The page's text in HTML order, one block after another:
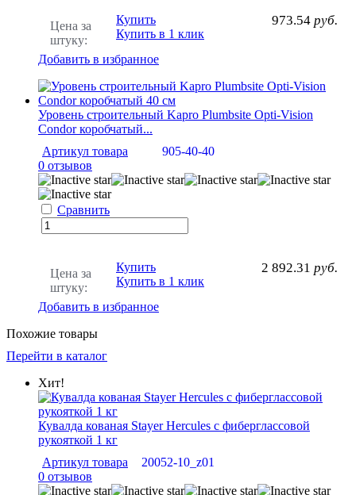
Цена за
штуку:
973.54 руб.
Купить
Купить в 1 клик
Добавить в избранное
Уровень строительный Kapro Plumbsite Opti-Vision
Condor коробчатый...
Артикул товара
905-40-40
0 отзывов
Сравнить
Цена за
штуку:
2 892.31 руб.
Купить
Купить в 1 клик
Добавить в избранное
Похожие товары
Перейти в каталог
Хит!
Кувалда кованая Stayer Hercules с фиберглассовой
рукояткой 1 кг
Артикул товара
20052-10_z01
0 отзывов